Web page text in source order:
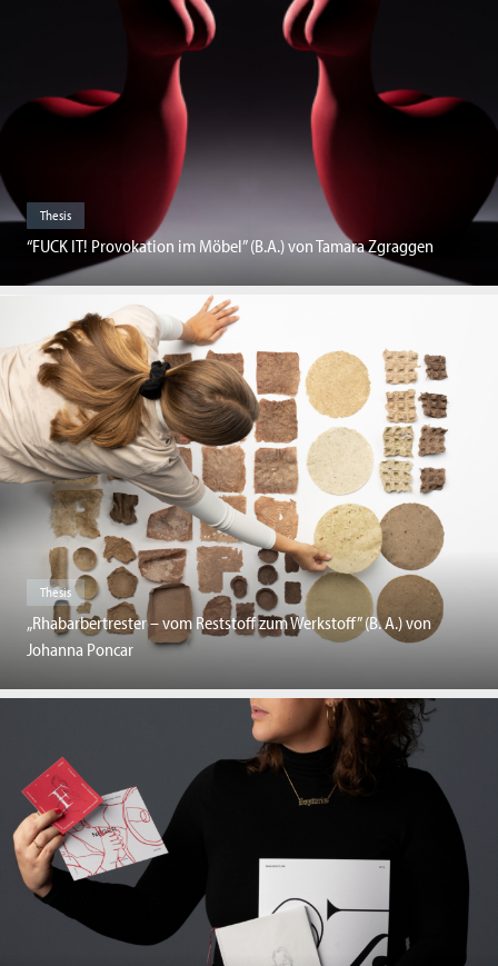
Thesis
“FUCK IT! Provokation im Möbel” (B.A.) von Tamara Zgraggen
Thesis
„Rhabarbertrester – vom Reststoff zum Werkstoff” (B. A.) von
Johanna Poncar